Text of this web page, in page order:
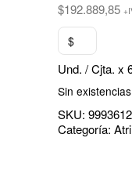
$192.889,85
$
Und. / Cjta. x
Sin existencias
SKU:
Categoría: